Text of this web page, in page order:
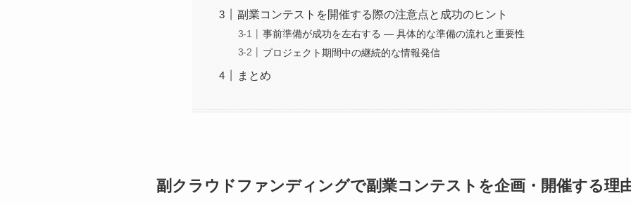
副業コンテストを開催する際の注意点と成功のヒント
事前準備が成功を左右する ― 具体的な準備の流れと重要性
プロジェクト期間中の継続的な情報発信
まとめ
副クラウドファンディングで副業コンテストを企画・開催する理